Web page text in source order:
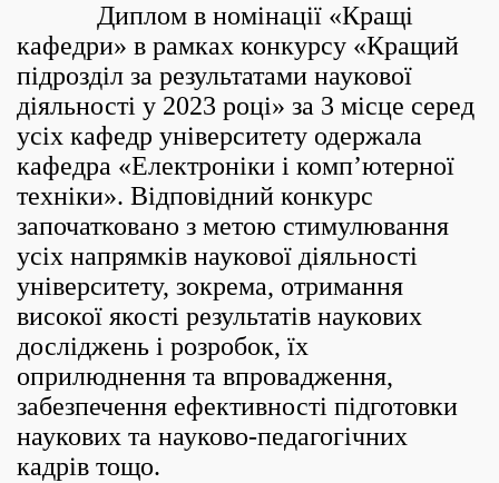
Диплом в номінації «Кращі
кафедри» в рамках конкурсу «Кращий
підрозділ за результатами наукової
діяльності у 2023 році» за 3 місце серед
усіх кафедр університету одержала
кафедра «Електроніки і комп’ютерної
техніки». Відповідний конкурс
започатковано з метою стимулювання
усіх напрямків наукової діяльності
університету, зокрема, отримання
високої якості результатів наукових
досліджень і розробок, їх
оприлюднення та впровадження,
забезпечення ефективності підготовки
наукових та науково-педагогічних
кадрів тощо.